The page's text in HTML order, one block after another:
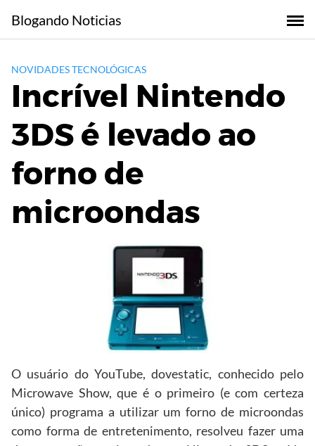
content
Blogando Noticias
NOVIDADES TECNOLÓGICAS
Incrível Nintendo
3DS é levado ao
forno de
microondas
O usuário do YouTube, dovestatic, conhecido pelo
Microwave Show, que é o primeiro (e com certeza
único) programa a utilizar um forno de microondas
como forma de entretenimento, resolveu fazer uma